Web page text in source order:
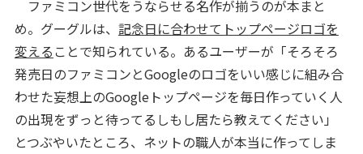
ファミコン世代をうならせる名作が揃うのが本まと
め。グーグルは、 記念日に合わせてトップページロゴを
変える ことで知られている。あるユーザーが「そろそろ
発売日のファミコンとGoogleのロゴをいい感じに組み合
わせた妄想上のGoogleトップページを毎日作っていく人
の出現をずっと待ってるしもし居たら教えてください」
とつぶやいたところ、ネットの職人が本当に作ってしま